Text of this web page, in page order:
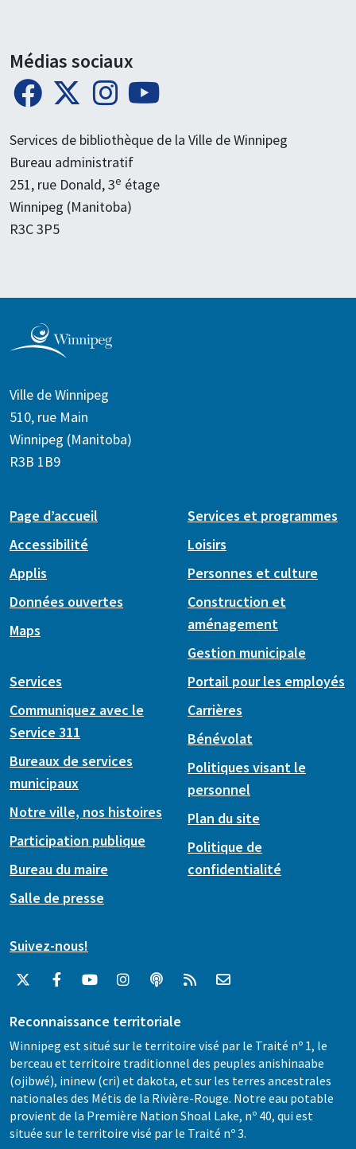
Médias sociaux
Services de bibliothèque de la Ville de Winnipeg
Bureau administratif
251, rue Donald, 3e étage
Winnipeg (Manitoba)
R3C 3P5
Ville de Winnipeg
510, rue Main
Winnipeg (Manitoba)
R3B 1B9
Page d’accueil
Accessibilité
Applis
Données ouvertes
Maps
Services et programmes
Loisirs
Personnes et culture
Construction et
aménagement
Gestion municipale
Services
Communiquez avec le
Service 311
Bureaux de services
municipaux
Notre ville, nos histoires
Participation publique
Bureau du maire
Salle de presse
Portail pour les employés
Carrières
Bénévolat
Politiques visant le
personnel
Plan du site
Politique de
confidentialité
Suivez-nous!
Reconnaissance territoriale
Winnipeg est situé sur le territoire visé par le Traité nº 1, le
berceau et territoire traditionnel des peuples anishinaabe
(ojibwé), ininew (cri) et dakota, et sur les terres ancestrales
nationales des Métis de la Rivière-Rouge. Notre eau potable
provient de la Première Nation Shoal Lake, nº 40, qui est
située sur le territoire visé par le Traité nº 3.